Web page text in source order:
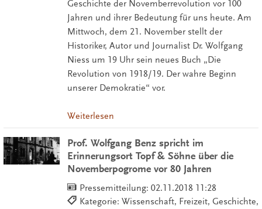
Geschichte der Novemberrevolution vor 100
Jahren und ihrer Bedeutung für uns heute. Am
Mittwoch, dem 21. November stellt der
Historiker, Autor und Journalist Dr. Wolfgang
Niess um 19 Uhr sein neues Buch „Die
Revolution von 1918/19. Der wahre Beginn
unserer Demokratie“ vor.
Weiterlesen
Prof. Wolfgang Benz spricht im
Erinnerungsort Topf & Söhne über die
Novemberpogrome vor 80 Jahren
Pressemitteilung: 02.11.2018 11:28
Kategorie: Wissenschaft, Freizeit, Geschichte,